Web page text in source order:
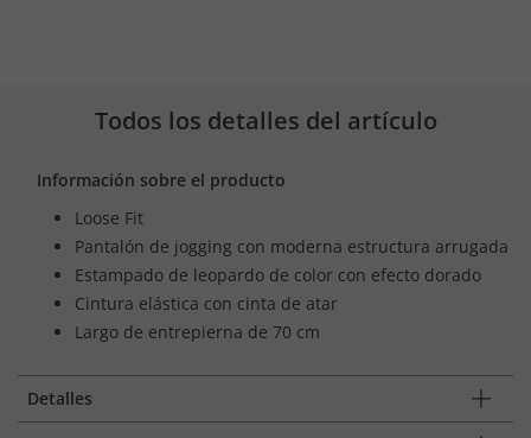
Todos los detalles del artículo
Información sobre el producto
Loose Fit
Pantalón de jogging con moderna estructura arrugada
Estampado de leopardo de color con efecto dorado
Cintura elástica con cinta de atar
Largo de entrepierna de 70 cm
Detalles